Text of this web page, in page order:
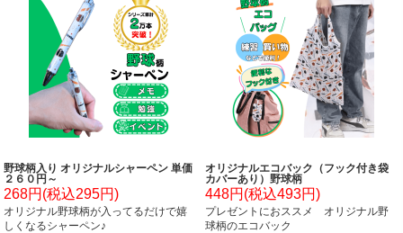
野球柄入り オリジナルシャーペン 単価
２６０円～
268円(税込295円)
オリジナル野球柄が入ってるだけで嬉
しくなるシャーペン♪
オリジナルエコバック（フック付き袋
カバーあり）野球柄
448円(税込493円)
プレゼントにおススメ オリジナル野
球柄のエコバック